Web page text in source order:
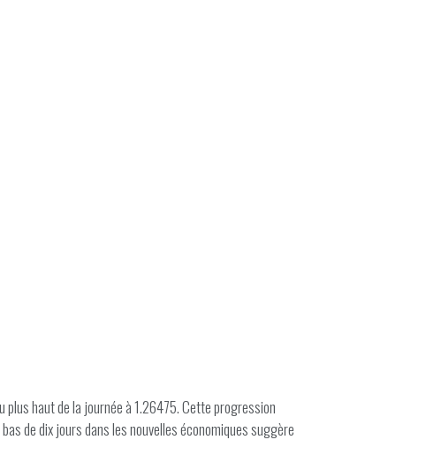
haut de la journée à 1.26475. Cette progression
de dix jours dans les nouvelles économiques suggère